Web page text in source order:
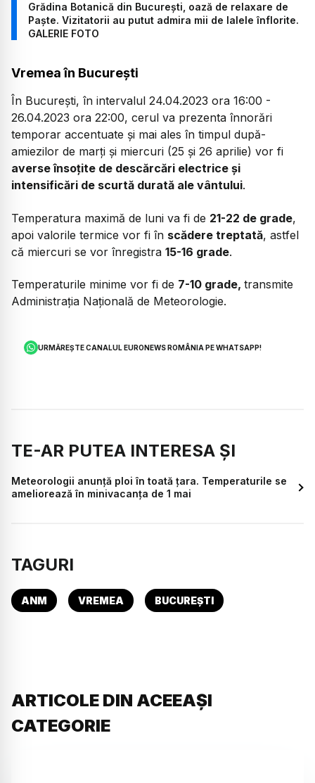
Grădina Botanică din București, oază de relaxare de
Paște. Vizitatorii au putut admira mii de lalele înflorite.
GALERIE FOTO
Vremea în București
În București, în intervalul 24.04.2023 ora 16:00 -
26.04.2023 ora 22:00, cerul va prezenta înnorări
temporar accentuate și mai ales în timpul după-
amiezilor de marți și miercuri (25 și 26 aprilie) vor fi
averse însoțite de descărcări electrice și
intensificări de scurtă durată ale vântului.
Temperatura maximă de luni va fi de 21-22 de grade,
apoi valorile termice vor fi în scădere treptată, astfel
că miercuri se vor înregistra 15-16 grade.
Temperaturile minime vor fi de 7-10 grade, transmite
Administrația Națională de Meteorologie.
URMĂREȘTE CANALUL EURONEWS ROMÂNIA PE WHATSAPP!
TE-AR PUTEA INTERESA ȘI
Meteorologii anunță ploi în toată țara. Temperaturile se
ameliorează în minivacanța de 1 mai
TAGURI
ANM VREMEA BUCUREȘTI
ARTICOLE DIN ACEEAȘI
CATEGORIE